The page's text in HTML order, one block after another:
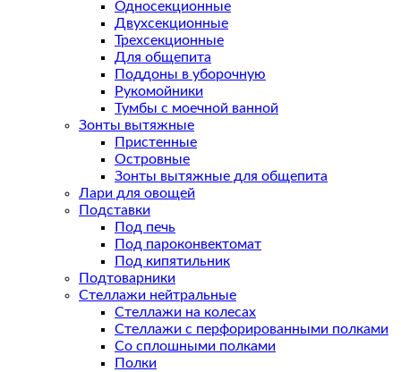
Односекционные
Двухсекционные
Трехсекционные
Для общепита
Поддоны в уборочную
Рукомойники
Тумбы с моечной ванной
Зонты вытяжные
Пристенные
Островные
Зонты вытяжные для общепита
Лари для овощей
Подставки
Под печь
Под пароконвектомат
Под кипятильник
Подтоварники
Стеллажи нейтральные
Стеллажи на колесах
Стеллажи с перфорированными полками
Со сплошными полками
Полки